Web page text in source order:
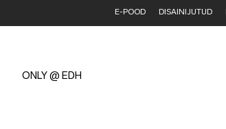
E-POOD DISAINIJUTUD
ONLY @ EDH